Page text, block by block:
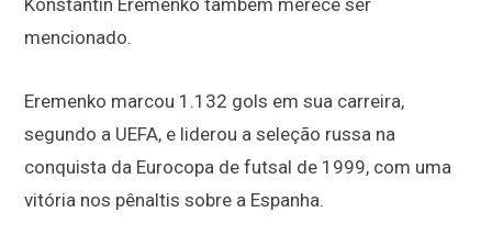
Konstantin Eremenko também merece ser
mencionado.
Eremenko marcou 1.132 gols em sua carreira,
segundo a UEFA, e liderou a seleção russa na
conquista da Eurocopa de futsal de 1999, com uma
vitória nos pênaltis sobre a Espanha.